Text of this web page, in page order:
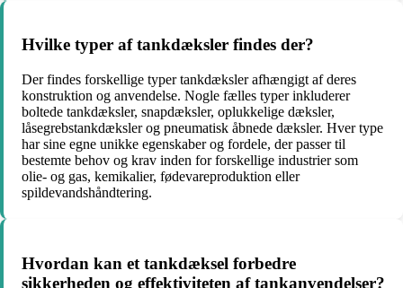
Hvilke typer af tankdæksler findes der?
Der findes forskellige typer tankdæksler afhængigt af deres
konstruktion og anvendelse. Nogle fælles typer inkluderer
boltede tankdæksler, snapdæksler, oplukkelige dæksler,
låsegrebstankdæksler og pneumatisk åbnede dæksler. Hver type
har sine egne unikke egenskaber og fordele, der passer til
bestemte behov og krav inden for forskellige industrier som
olie- og gas, kemikalier, fødevareproduktion eller
spildevandshåndtering.
Hvordan kan et tankdæksel forbedre
sikkerheden og effektiviteten af tankanvendelser?